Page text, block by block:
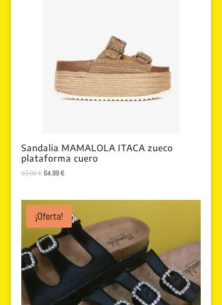
Sandalia MAMALOLA ITACA zueco
plataforma cuero
69.00€ El
era:
69.00 €.
64.99€El
es:
64.99 €.
¡Oferta!